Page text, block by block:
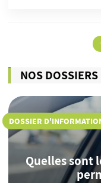
NOS
DOSSIER
Quelles sont